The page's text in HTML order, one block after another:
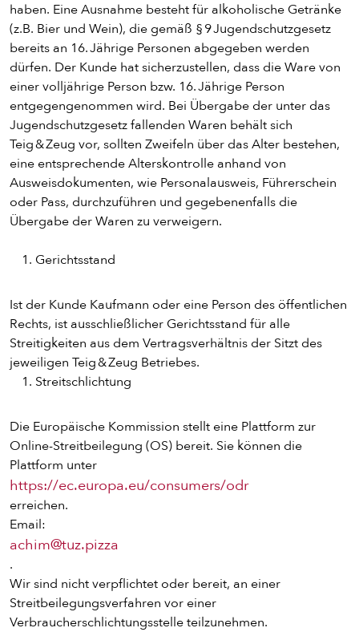
haben. Eine Ausnahme besteht für alkoholische Getränke
(z.B. Bier und Wein), die gemäß § 9 Jugendschutzgesetz
bereits an 16. Jährige Personen abgegeben werden
dürfen. Der Kunde hat sicherzustellen, dass die Ware von
einer volljährige Person bzw. 16. Jährige Person
entgegengenommen wird. Bei Übergabe der unter das
Jugendschutzgesetz fallenden Waren behält sich
Teig & Zeug vor, sollten Zweifeln über das Alter bestehen,
eine entsprechende Alterskontrolle anhand von
Ausweisdokumenten, wie Personalausweis, Führerschein
oder Pass, durchzuführen und gegebenenfalls die
Übergabe der Waren zu verweigern.
Gerichtsstand
Ist der Kunde Kaufmann oder eine Person des öffentlichen
Rechts, ist ausschließlicher Gerichtsstand für alle
Streitigkeiten aus dem Vertragsverhältnis der Sitzt des
jeweiligen Teig & Zeug Betriebes.
Streitschlichtung
Die Europäische Kommission stellt eine Plattform zur
Online-Streitbeilegung (OS) bereit. Sie können die
Plattform unter
https://ec.europa.eu/consumers/odr
erreichen.
Email:
achim@tuz.pizza
.
Wir sind nicht verpflichtet oder bereit, an einer
Streitbeilegungsverfahren vor einer
Verbraucherschlichtungsstelle teilzunehmen.